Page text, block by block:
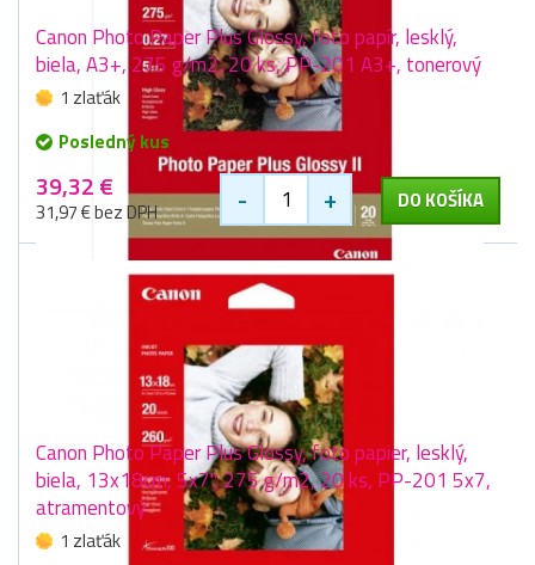
Canon Photo Paper Plus Glossy, foto papír, lesklý,
biela, A3+, 275 g/m2, 20 ks, PP-201 A3+, tonerový
1 zlaťák
Posledný kus
39,32 €
31,97 € bez DPH - + DO KOŠÍKA
Canon Photo Paper Plus Glossy, foto papier, lesklý,
biela, 13x18cm, 5x7", 275 g/m2, 20 ks, PP-201 5x7,
atramentový
1 zlaťák